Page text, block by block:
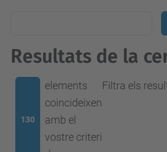
Resultats de la
130
elements
coincideixen
amb el
vostre criteri
Filtra els